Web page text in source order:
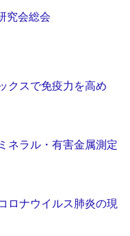
究会総会
クスで免疫力を高め
ネラル・有害金属測定
ロナウイルス肺炎の現